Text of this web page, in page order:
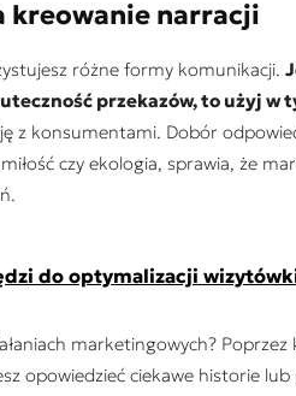
kreowanie narracji
różne formy komunikacji.
przekazów, to użyj w
z konsumentami. Dobór
czy ekologia, sprawia, że
do optymalizacji
marketingowych? Poprzez
opowiedzieć ciekawe historie lub